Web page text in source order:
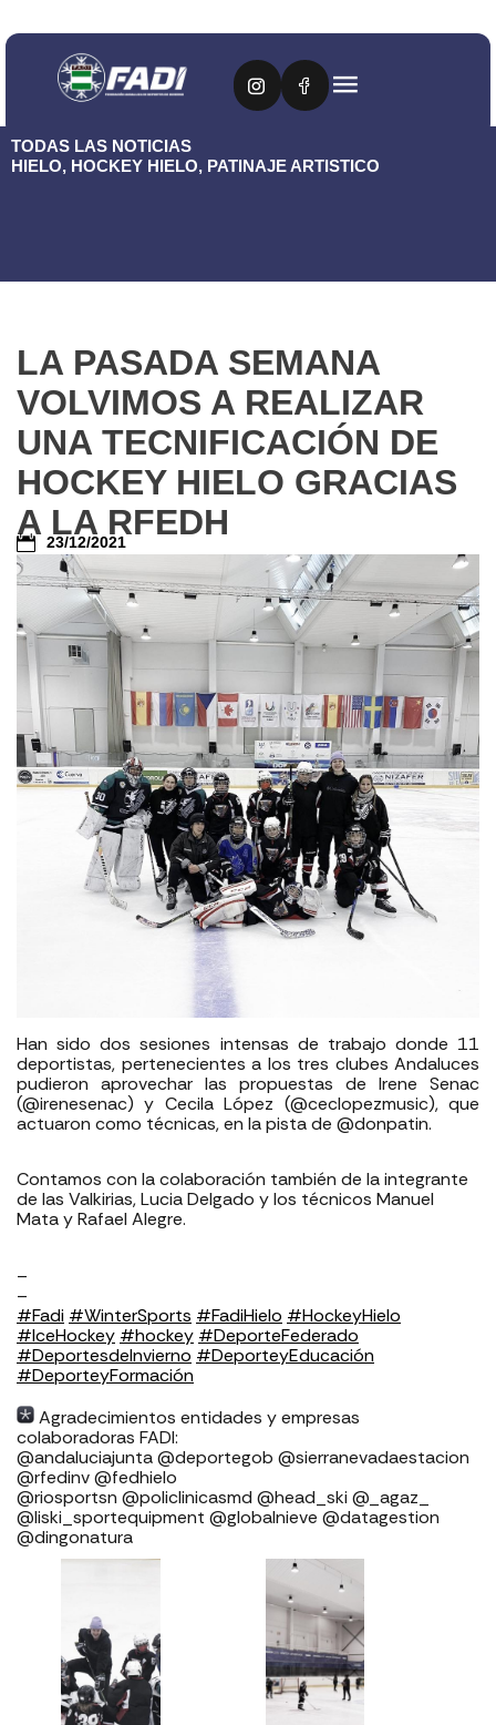
TODAS LAS NOTICIAS
HIELO, HOCKEY HIELO, PATINAJE ARTISTICO
LA PASADA SEMANA
VOLVIMOS A REALIZAR
UNA TECNIFICACIÓN DE
HOCKEY HIELO GRACIAS
A LA RFEDH
23/12/2021
Han sido dos sesiones intensas de trabajo donde 11
deportistas, pertenecientes a los tres clubes Andaluces
pudieron aprovechar las propuestas de Irene Senac
(@irenesenac) y Cecila López (@ceclopezmusic), que
actuaron como técnicas, en la pista de @donpatin.
Contamos con la colaboración también de la integrante
de las Valkirias, Lucia Delgado y los técnicos Manuel
Mata y Rafael Alegre.
–
–
#Fadi #WinterSports #FadiHielo #HockeyHielo
#IceHockey #hockey #DeporteFederado
#DeportesdeInvierno #DeporteyEducación
#DeporteyFormación
Agradecimientos entidades y empresas
colaboradoras FADI: ⁣⁣⁣⁣⁣⁣⁣⁣⁣⁣⁣⁣⁣⁣⁣⁣⁣⁣
⁣⁣⁣⁣@andaluciajunta @deportegob ⁣⁣⁣@sierranevadaestacion
@rfedinv @fedhielo ⁣⁣⁣⁣⁣⁣⁣⁣⁣⁣⁣⁣⁣⁣⁣⁣⁣
@riosportsn @policlinicasmd @head_ski @_agaz_
@liski_sportequipment @globalnieve @datagestion
@dingonatura